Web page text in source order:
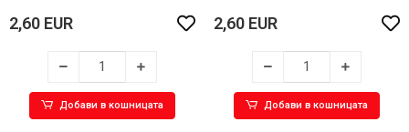
2,60 EUR
Добави в кошницата
2,60 EUR
Добави в кошницата